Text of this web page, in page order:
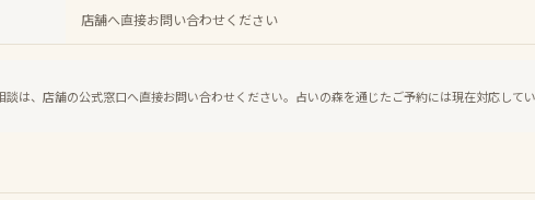
店舗へ直接お問い合わせください
は、店舗の公式窓口へ直接お問い合わせください。占いの森を通じたご予約には現在対応してい